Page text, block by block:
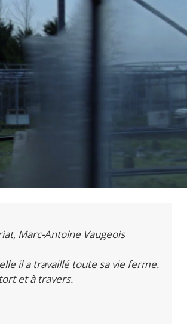
Marc-Antoine Vaugeois
il a travaillé toute sa vie ferme.
et à travers.